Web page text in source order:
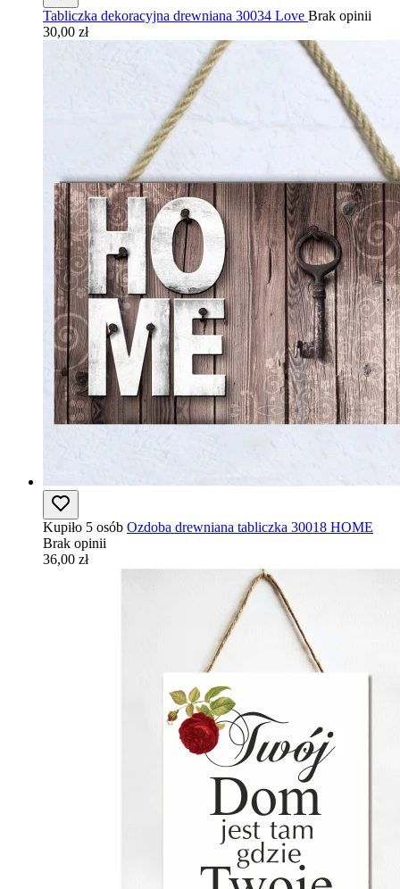
Tabliczka dekoracyjna drewniana 30034 Love Brak opinii
30,00 zł
Kupiło 5 osób Ozdoba drewniana tabliczka 30018 HOME
Brak opinii
36,00 zł